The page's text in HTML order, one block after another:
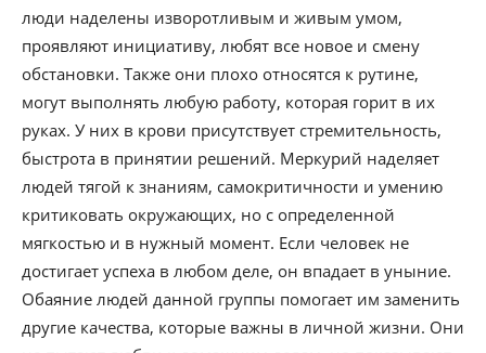
люди наделены изворотливым и живым умом,
проявляют инициативу, любят все новое и смену
обстановки. Также они плохо относятся к рутине,
могут выполнять любую работу, которая горит в их
руках. У них в крови присутствует стремительность,
быстрота в принятии решений. Меркурий наделяет
людей тягой к знаниям, самокритичности и умению
критиковать окружающих, но с определенной
мягкостью и в нужный момент. Если человек не
достигает успеха в любом деле, он впадает в уныние.
Обаяние людей данной группы помогает им заменить
другие качества, которые важны в личной жизни. Они